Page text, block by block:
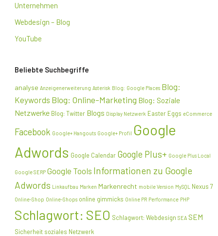
Unternehmen
Webdesign – Blog
YouTube
Beliebte Suchbegriffe
analyse Anzeigenerweiterung Asterisk Blog: Google Places Blog:
Keywords Blog: Online-Marketing Blog: Soziale
Netzwerke Blog: Twitter Blogs Display Netzwerk Easter Eggs eCommerce
Facebook Google+ Hangouts Google+ Profil Google
Adwords Google Calendar Google Plus+ Google Plus Local
Google SERP Google Tools Informationen zu Google
Adwords Linkaufbau Marken Markenrecht mobile Version MySQL Nexus 7
Online-Shop Online-Shops online gimmicks Online PR Performance PHP
Schlagwort: SEO Schlagwort: Webdesign SEA SEM
Sicherheit soziales Netzwerk